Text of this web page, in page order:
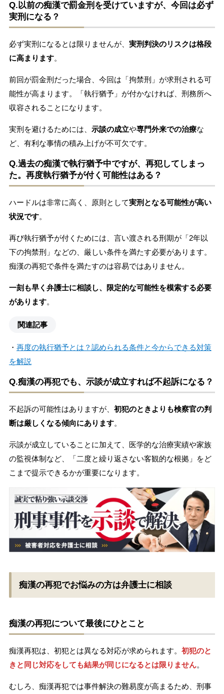
Q.以前の痴漢で罰金刑を受けていますが、今回は必ず
実刑になる？
必ず実刑になるとは限りませんが、 実刑判決のリスクは格段
に高まります。
前回が罰金刑だった場合、今回は「拘禁刑」が求刑される可
能性が高まります。「執行猶予」が付かなければ、刑務所へ
収容されることになります。
実刑を避けるためには、 示談の成立や専門外来での治療な
ど、有利な事情の積み上げが不可欠です。
Q.過去の痴漢で執行猶予中ですが、再犯してしまっ
た。再度執行猶予が付く可能性はある？
ハードルは非常に高く、原則として実刑となる可能性が高い
状況です。
再び執行猶予が付くためには、言い渡される刑期が「2年以
下の拘禁刑」などの、厳しい条件を満たす必要があります。
痴漢の再犯で条件を満たすのは容易ではありません。
一刻も早く弁護士に相談し、限定的な可能性を模索する必要
があります。
関連記事
・ 再度の執行猶予とは？認められる条件と今からできる対策
を解説
Q.痴漢の再犯でも、示談が成立すれば不起訴になる？
不起訴の可能性はありますが、 初犯のときよりも検察官の判
断は厳しくなる傾向にあります。
示談が成立していることに加えて、医学的な治療実績や家族
の監視体制など、「二度と繰り返さない客観的な根拠」をど
こまで提示できるかが重要になります。
痴漢の再犯でお悩みの方は弁護士に相談
痴漢の再犯について最後にひとこと
痴漢再犯は、初犯とは異なる対応が求められます。 初犯のと
きと同じ対応をしても結果が同じになるとは限りません。
むしろ、痴漢再犯では事件解決の難易度が高まるため、刑事